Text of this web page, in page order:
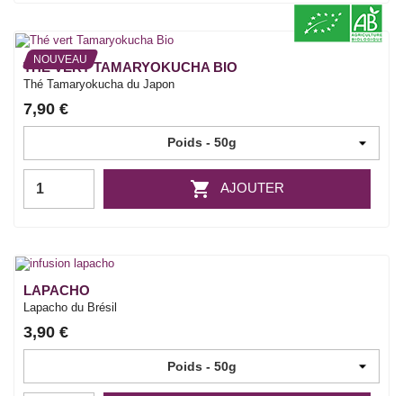
NOUVEAU
THÉ VERT TAMARYOKUCHA BIO
Thé Tamaryokucha du Japon
7,90 €
 AJOUTER
LAPACHO
Lapacho du Brésil
3,90 €